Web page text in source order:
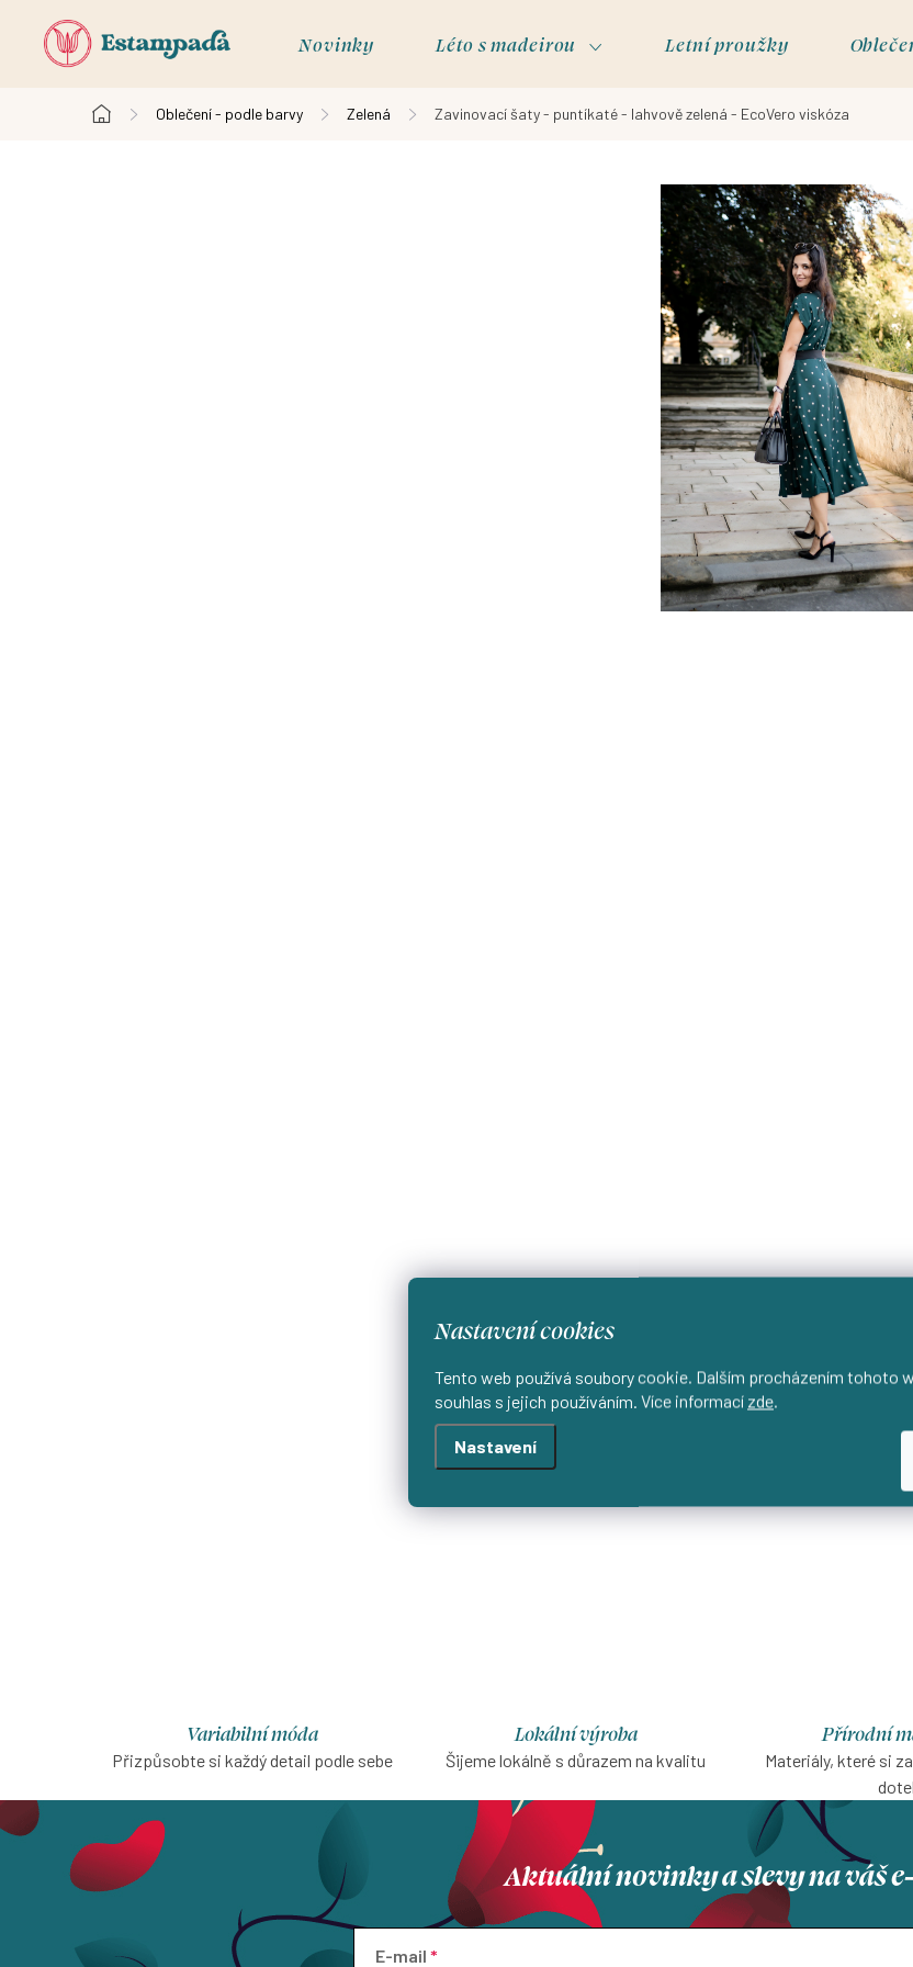
Nastavení cookies
Tento web používá soubory cookie. Dalším procházením tohoto
souhlas s jejich používáním. Více informací zde.
Nastavení
Novinky Léto s madeirou Letní proužky
Domů
Oblečení - podle barvy Zelená Zavinovací šaty - puntíkaté - lahvově zelená - EcoVero viskóza
Variabilní móda
Přizpůsobte si každý detail podle sebe
Lokální výroba
Šijeme lokálně s důrazem na kvalitu
Přírodní
Materiály, které si
Aktuální novinky a slevy na váš
E-mail